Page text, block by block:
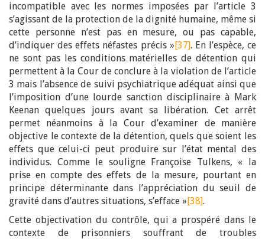
incompatible avec les normes imposées par l’article 3
s’agissant de la protection de la dignité humaine, même si
cette personne n’est pas en mesure, ou pas capable,
d’indiquer des effets néfastes précis »[37]. En l’espèce, ce
ne sont pas les conditions matérielles de détention qui
permettent à la Cour de conclure à la violation de l’article
3 mais l’absence de suivi psychiatrique adéquat ainsi que
l’imposition d’une lourde sanction disciplinaire à Mark
Keenan quelques jours avant sa libération. Cet arrêt
permet néanmoins à la Cour d’examiner de manière
objective le contexte de la détention, quels que soient les
effets que celui-ci peut produire sur l’état mental des
individus. Comme le souligne Françoise Tulkens, « la
prise en compte des effets de la mesure, pourtant en
principe déterminante dans l’appréciation du seuil de
gravité dans d’autres situations, s’efface »[38].
Cette objectivation du contrôle, qui a prospéré dans le
contexte de prisonniers souffrant de troubles